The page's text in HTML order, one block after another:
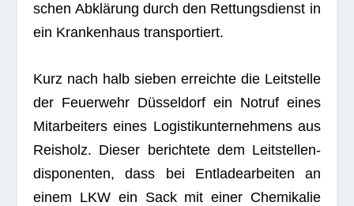
schen Abklä­rung durch den Ret­tungs­dienst in
ein Kran­ken­haus transportiert.
Kurz nach halb sie­ben erreichte die Leit­stelle
der Feu­er­wehr Düs­sel­dorf ein Not­ruf eines
Mit­ar­bei­ters eines Logis­tik­un­ter­neh­mens aus
Reis­holz. Die­ser berich­tete dem Leit­stel­len­
dis­po­nen­ten, dass bei Ent­la­de­ar­bei­ten an
einem LKW ein Sack mit einer Che­mi­ka­lie